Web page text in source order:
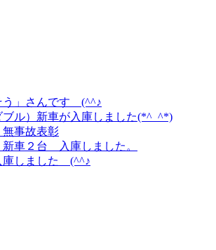
う」さんです (^^♪
ブル）新車が入庫しました(*^_^*)
事故表彰
新車２台 入庫しました。
庫しました (^^♪